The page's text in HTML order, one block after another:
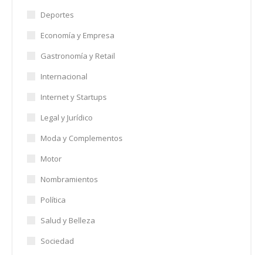
Deportes
Economía y Empresa
Gastronomía y Retail
Internacional
Internet y Startups
Legal y Jurídico
Moda y Complementos
Motor
Nombramientos
Política
Salud y Belleza
Sociedad